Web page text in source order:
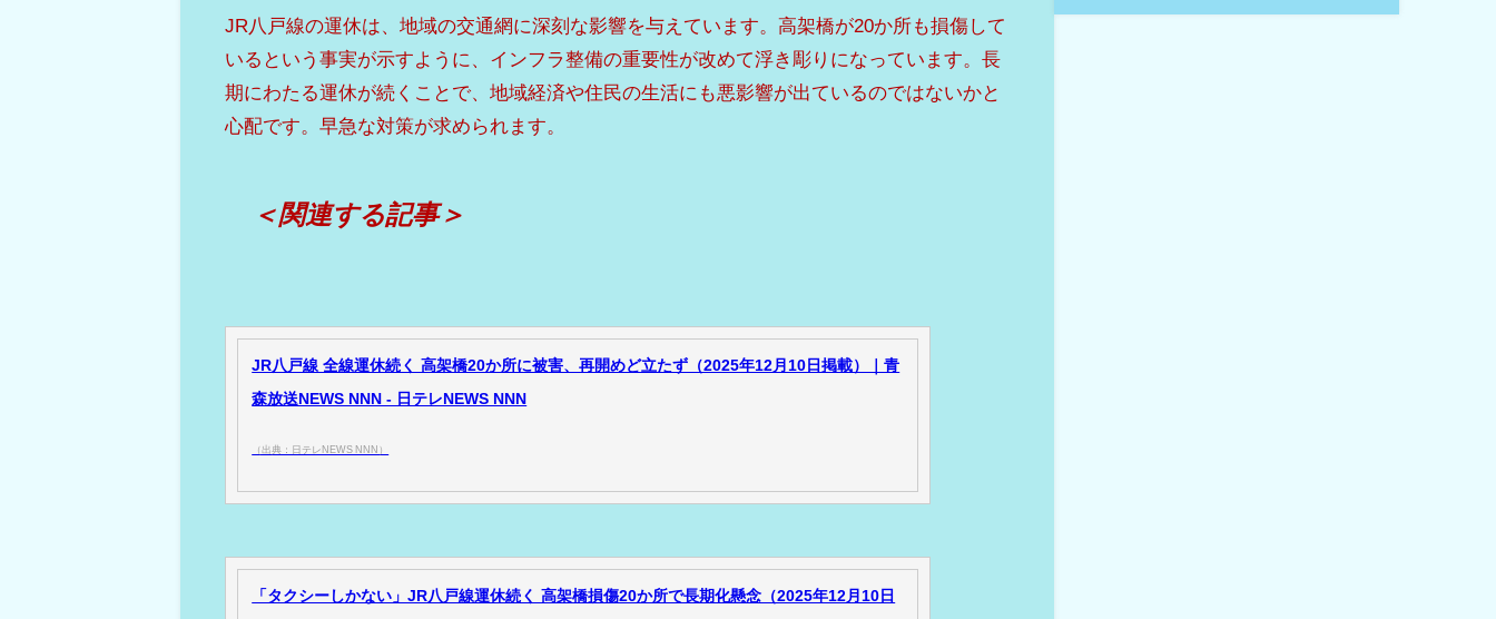
JR八戸線の運休は、地域の交通網に深刻な影響を与えています。高架橋が20か所も損傷して
いるという事実が示すように、インフラ整備の重要性が改めて浮き彫りになっています。長
期にわたる運休が続くことで、地域経済や住民の生活にも悪影響が出ているのではないかと
心配です。早急な対策が求められます。
＜関連する記事＞
JR八戸線 全線運休続く 高架橋20か所に被害、再開めど立たず（2025年12月10日掲載）｜青
森放送NEWS NNN - 日テレNEWS NNN
（出典：日テレNEWS NNN）
「タクシーしかない」JR八戸線運休続く 高架橋損傷20か所で長期化懸念（2025年12月10日